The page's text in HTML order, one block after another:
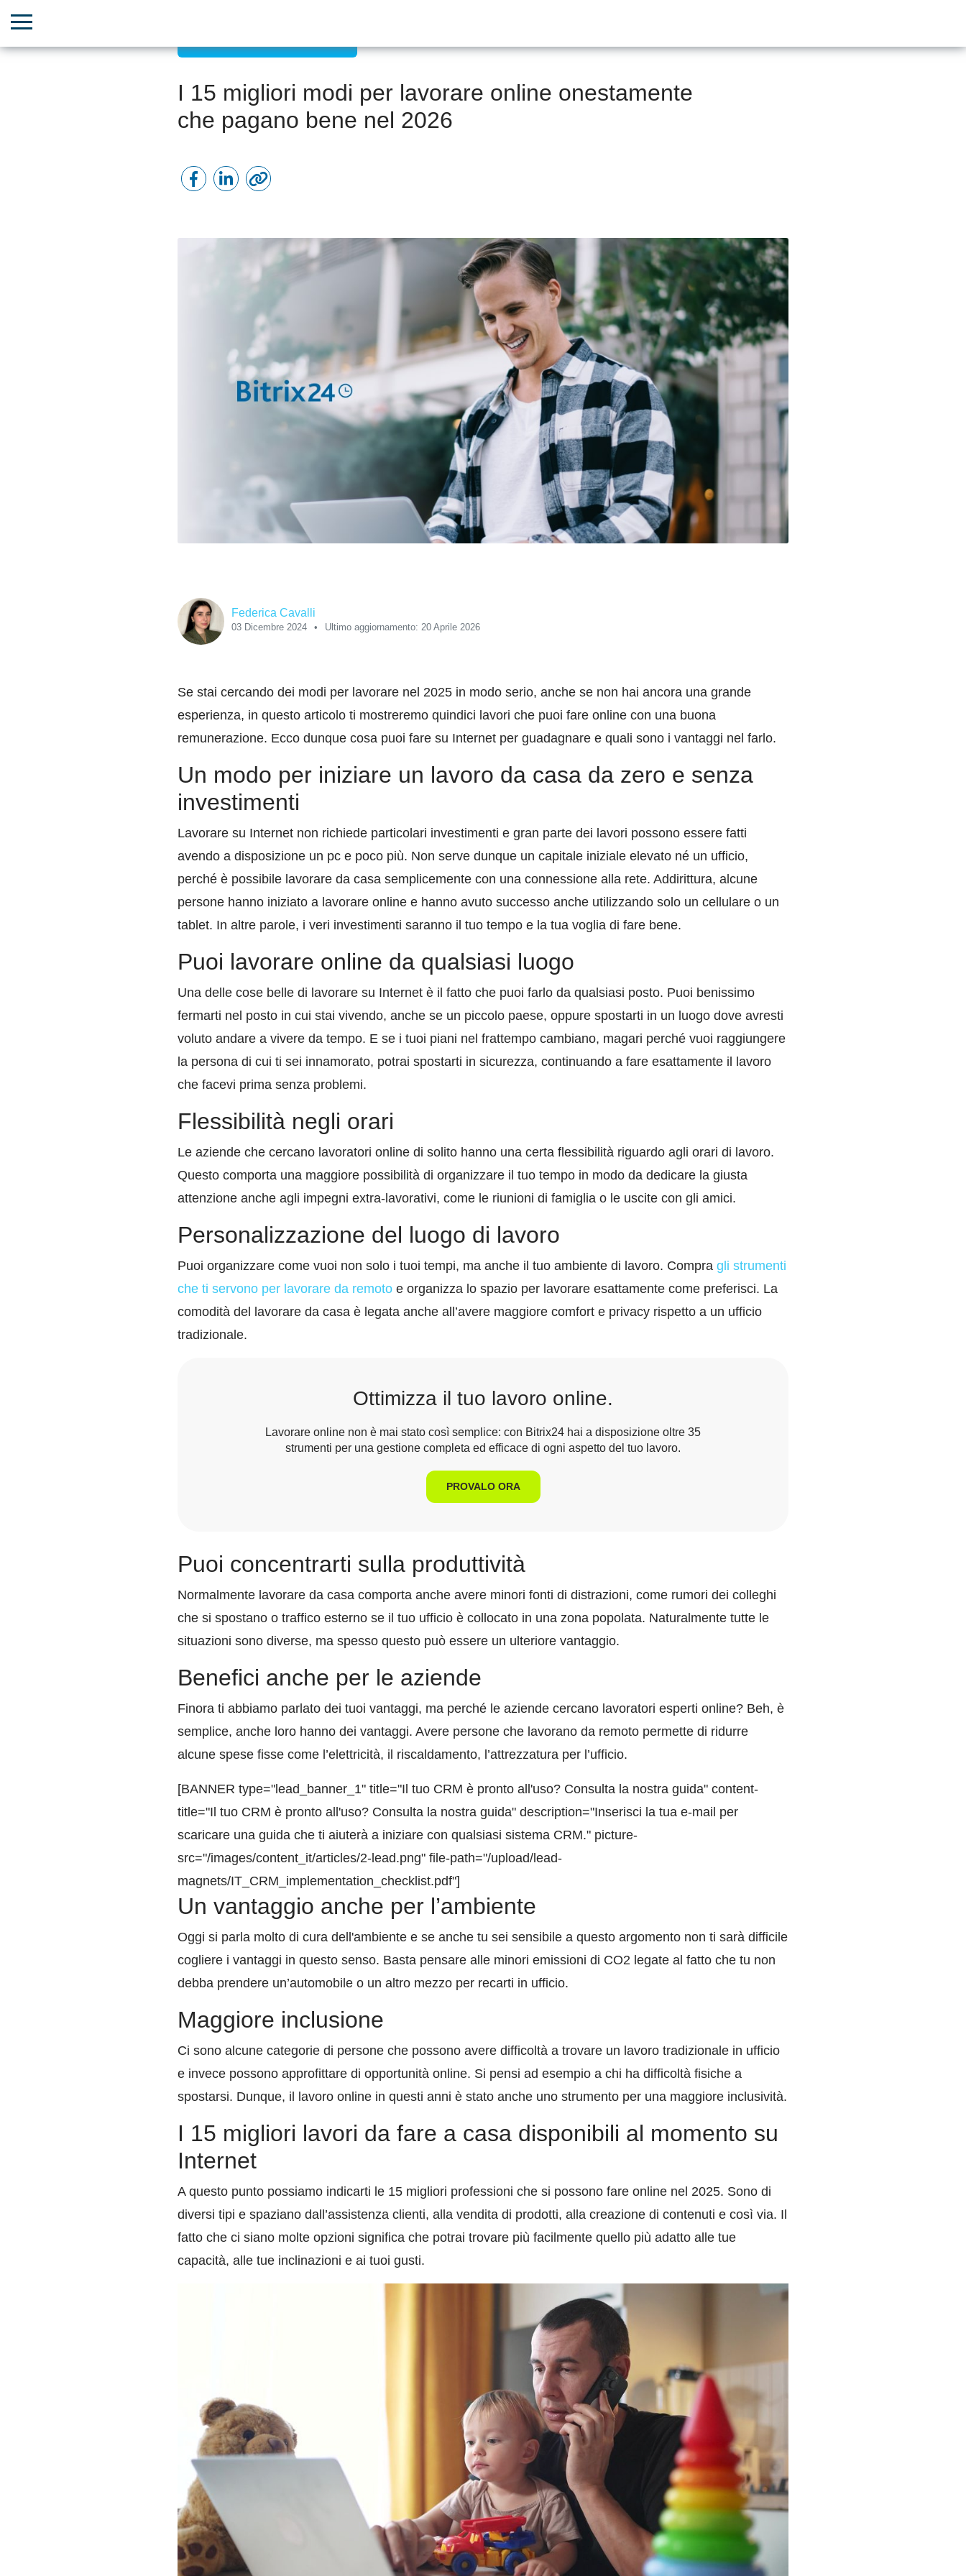
I 15 migliori modi per lavorare online onestamente
che pagano bene nel 2026
Federica Cavalli
03 Dicembre 2024 Ultimo aggiornamento: 20 Aprile 2026
Se stai cercando dei modi per lavorare nel 2025 in modo serio, anche se non hai ancora una grande
esperienza, in questo articolo ti mostreremo quindici lavori che puoi fare online con una buona
remunerazione. Ecco dunque cosa puoi fare su Internet per guadagnare e quali sono i vantaggi nel farlo.
Un modo per iniziare un lavoro da casa da zero e senza
investimenti
Lavorare su Internet non richiede particolari investimenti e gran parte dei lavori possono essere fatti
avendo a disposizione un pc e poco più. Non serve dunque un capitale iniziale elevato né un ufficio,
perché è possibile lavorare da casa semplicemente con una connessione alla rete. Addirittura, alcune
persone hanno iniziato a lavorare online e hanno avuto successo anche utilizzando solo un cellulare o un
tablet. In altre parole, i veri investimenti saranno il tuo tempo e la tua voglia di fare bene.
Puoi lavorare online da qualsiasi luogo
Una delle cose belle di lavorare su Internet è il fatto che puoi farlo da qualsiasi posto. Puoi benissimo
fermarti nel posto in cui stai vivendo, anche se un piccolo paese, oppure spostarti in un luogo dove avresti
voluto andare a vivere da tempo. E se i tuoi piani nel frattempo cambiano, magari perché vuoi raggiungere
la persona di cui ti sei innamorato, potrai spostarti in sicurezza, continuando a fare esattamente il lavoro
che facevi prima senza problemi.
Flessibilità negli orari
Le aziende che cercano lavoratori online di solito hanno una certa flessibilità riguardo agli orari di lavoro.
Questo comporta una maggiore possibilità di organizzare il tuo tempo in modo da dedicare la giusta
attenzione anche agli impegni extra-lavorativi, come le riunioni di famiglia o le uscite con gli amici.
Personalizzazione del luogo di lavoro
Puoi organizzare come vuoi non solo i tuoi tempi, ma anche il tuo ambiente di lavoro. Compra gli strumenti
che ti servono per lavorare da remoto e organizza lo spazio per lavorare esattamente come preferisci. La
comodità del lavorare da casa è legata anche all’avere maggiore comfort e privacy rispetto a un ufficio
tradizionale.
Ottimizza il tuo lavoro online.
Lavorare online non è mai stato così semplice: con Bitrix24 hai a disposizione oltre 35
strumenti per una gestione completa ed efficace di ogni aspetto del tuo lavoro.
PROVALO ORA
Puoi concentrarti sulla produttività
Normalmente lavorare da casa comporta anche avere minori fonti di distrazioni, come rumori dei colleghi
che si spostano o traffico esterno se il tuo ufficio è collocato in una zona popolata. Naturalmente tutte le
situazioni sono diverse, ma spesso questo può essere un ulteriore vantaggio.
Benefici anche per le aziende
Finora ti abbiamo parlato dei tuoi vantaggi, ma perché le aziende cercano lavoratori esperti online? Beh, è
semplice, anche loro hanno dei vantaggi. Avere persone che lavorano da remoto permette di ridurre
alcune spese fisse come l’elettricità, il riscaldamento, l’attrezzatura per l’ufficio.
[BANNER type="lead_banner_1" title="Il tuo CRM è pronto all'uso? Consulta la nostra guida" content-
title="Il tuo CRM è pronto all'uso? Consulta la nostra guida" description="Inserisci la tua e-mail per
scaricare una guida che ti aiuterà a iniziare con qualsiasi sistema CRM." picture-
src="/images/content_it/articles/2-lead.png" file-path="/upload/lead-
magnets/IT_CRM_implementation_checklist.pdf"]
Un vantaggio anche per l’ambiente
Oggi si parla molto di cura dell'ambiente e se anche tu sei sensibile a questo argomento non ti sarà difficile
cogliere i vantaggi in questo senso. Basta pensare alle minori emissioni di CO2 legate al fatto che tu non
debba prendere un’automobile o un altro mezzo per recarti in ufficio.
Maggiore inclusione
Ci sono alcune categorie di persone che possono avere difficoltà a trovare un lavoro tradizionale in ufficio
e invece possono approfittare di opportunità online. Si pensi ad esempio a chi ha difficoltà fisiche a
spostarsi. Dunque, il lavoro online in questi anni è stato anche uno strumento per una maggiore inclusività.
I 15 migliori lavori da fare a casa disponibili al momento su
Internet
A questo punto possiamo indicarti le 15 migliori professioni che si possono fare online nel 2025. Sono di
diversi tipi e spaziano dall’assistenza clienti, alla vendita di prodotti, alla creazione di contenuti e così via. Il
fatto che ci siano molte opzioni significa che potrai trovare più facilmente quello più adatto alle tue
capacità, alle tue inclinazioni e ai tuoi gusti.